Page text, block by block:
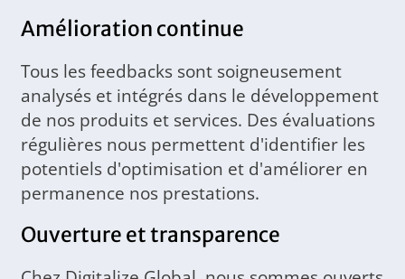
Amélioration continue
Tous les feedbacks sont soigneusement
analysés et intégrés dans le développement
de nos produits et services. Des évaluations
régulières nous permettent d'identifier les
potentiels d'optimisation et d'améliorer en
permanence nos prestations.
Ouverture et transparence